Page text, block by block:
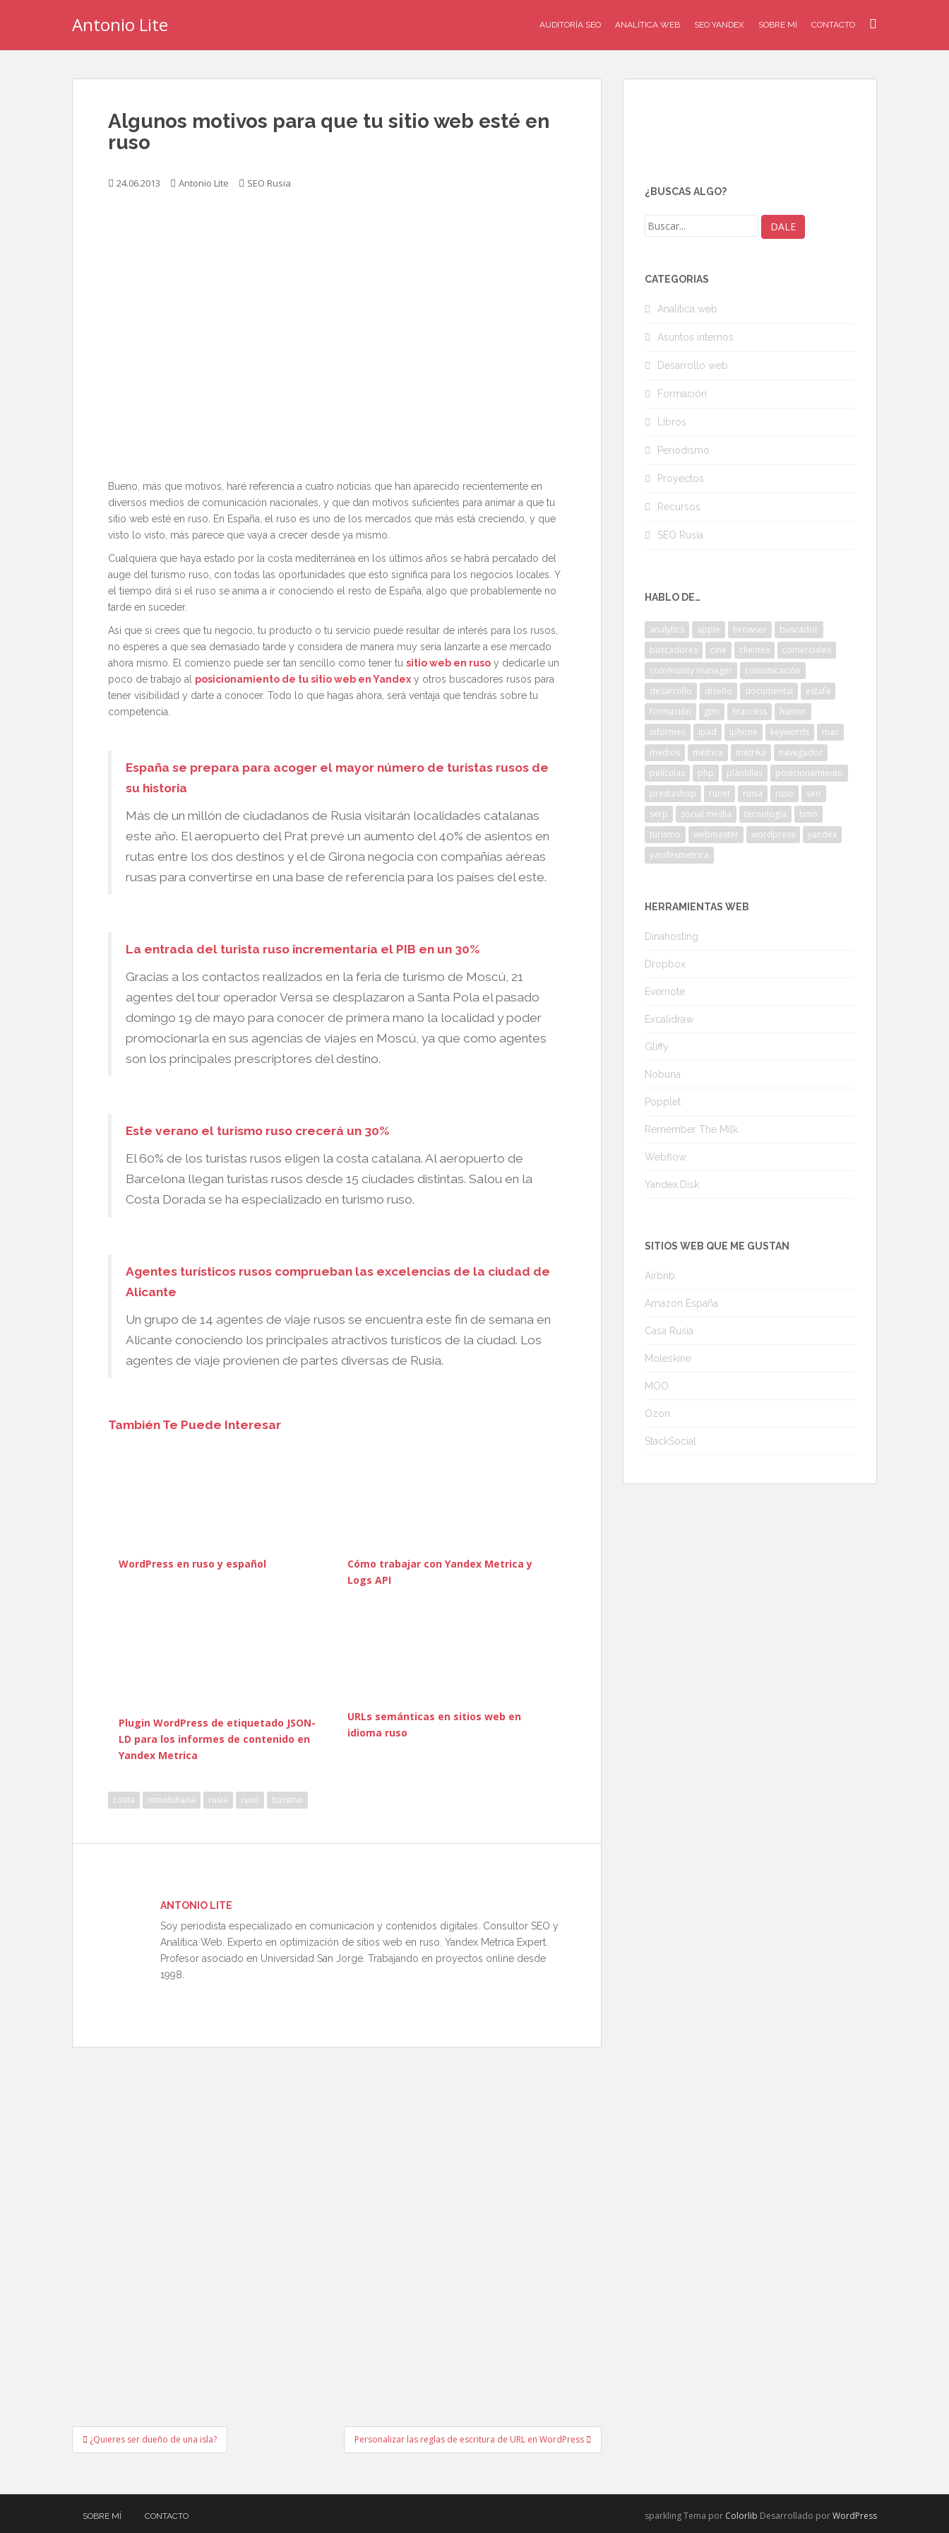
Antonio Lite AUDITORÍA SEO ANALÍTICA WEB SEO YANDEX SOBRE MÍ CONTACTO
Algunos motivos para que tu sitio web esté en
ruso
24.06.2013 Antonio Lite SEO Rusia
Bueno, más que motivos, haré referencia a cuatro noticias que han aparecido recientemente en
diversos medios de comunicación nacionales, y que dan motivos suficientes para animar a que tu
sitio web esté en ruso. En España, el ruso es uno de los mercados que más está creciendo, y que
visto lo visto, más parece que vaya a crecer desde ya mismo.
Cualquiera que haya estado por la costa mediterránea en los últimos años se habrá percatado del
auge del turismo ruso, con todas las oportunidades que esto significa para los negocios locales. Y
el tiempo dirá si el ruso se anima a ir conociendo el resto de España, algo que probablemente no
tarde en suceder.
Así que si crees que tu negocio, tu producto o tu servicio puede resultar de interés para los rusos,
no esperes a que sea demasiado tarde y considera de manera muy seria lanzarte a ese mercado
ahora mismo. El comienzo puede ser tan sencillo como tener tu sitio web en ruso y dedicarle un
poco de trabajo al posicionamiento de tu sitio web en Yandex y otros buscadores rusos para
tener visibilidad y darte a conocer. Todo lo que hagas ahora, será ventaja que tendrás sobre tu
competencia.
España se prepara para acoger el mayor número de turistas rusos de
su historia
Más de un millón de ciudadanos de Rusia visitarán localidades catalanas
este año. El aeropuerto del Prat prevé un aumento del 40% de asientos en
rutas entre los dos destinos y el de Girona negocia con compañías aéreas
rusas para convertirse en una base de referencia para los países del este.
La entrada del turista ruso incrementaría el PIB en un 30%
Gracias a los contactos realizados en la feria de turismo de Moscú, 21
agentes del tour operador Versa se desplazaron a Santa Pola el pasado
domingo 19 de mayo para conocer de primera mano la localidad y poder
promocionarla en sus agencias de viajes en Moscú, ya que como agentes
son los principales prescriptores del destino.
Este verano el turismo ruso crecerá un 30%
El 60% de los turistas rusos eligen la costa catalana. Al aeropuerto de
Barcelona llegan turistas rusos desde 15 ciudades distintas. Salou en la
Costa Dorada se ha especializado en turismo ruso.
Agentes turísticos rusos comprueban las excelencias de la ciudad de
Alicante
Un grupo de 14 agentes de viaje rusos se encuentra este fin de semana en
Alicante conociendo los principales atractivos turísticos de la ciudad. Los
agentes de viaje provienen de partes diversas de Rusia.
También Te Puede Interesar
WordPress en ruso y español
Cómo trabajar con Yandex Metrica y
Logs API
Plugin WordPress de etiquetado JSON-
LD para los informes de contenido en
Yandex Metrica
URLs semánticas en sitios web en
idioma ruso
costa inmobiliaria rusia ruso turismo
ANTONIO LITE
Soy periodista especializado en comunicación y contenidos digitales. Consultor SEO y
Analítica Web. Experto en optimización de sitios web en ruso. Yandex Metrica Expert.
Profesor asociado en Universidad San Jorge. Trabajando en proyectos online desde
1998.
Navegación
de
¿Quieres ser dueño de una isla? Personalizar las reglas de escritura de URL en WordPress
¿BUSCAS ALGO?
CATEGORÍAS
Analítica web
Asuntos internos
Desarrollo web
Formación
Libros
Periodismo
Proyectos
Recursos
SEO Rusia
HABLO DE…
analytics apple browser
buscador
buscadores
cine clientes
comerciales
community manager
comunicación
desarrollo
diseño documental
estafa
formación
gtm htaccess
humor
informes
ipad iphone keywords
mac
medios
metrica metrika
navegador
películas
php plantillas
posicionamiento
prestashop
runet rusia ruso
seo
serp
social media tecnología
timo
turismo
webmaster wordpress
yandex
yandexmetrica
HERRAMIENTAS WEB
Dinahosting
Dropbox
Evernote
Excalidraw
Gliffy
Nobuna
Popplet
Remember The Milk
Webflow
Yandex.Disk
SITIOS WEB QUE ME GUSTAN
Airbnb
Amazon España
Casa Rusia
Moleskine
MOO
Ozon
StackSocial
SOBRE MÍ CONTACTO sparkling Tema por Colorlib Desarrollado porWordPress